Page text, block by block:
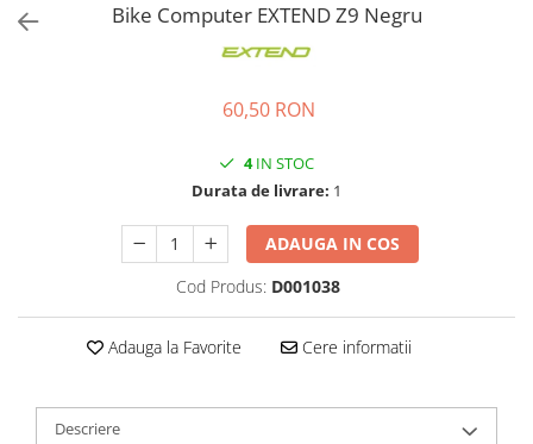
Cosuri pentru Biciclete
Accesorii Pedale
Suport bidon si bidon
ZA Missinglink
Spacere/Axe Butuci/Rulmenti
Capete Cablu si Manta
Accesorii Frane Hidraulice
Distantiere
Placute Frana Disc
Ochelari
Bike Computer EXTEND Z9 Negru
60,50 RON
4IN STOC
Durata de livrare: 1
ADAUGA IN COS
Cod Produs: D001038
Adauga la Favorite Cere informatii
Descriere